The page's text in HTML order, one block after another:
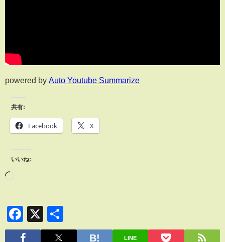
powered by Auto Youtube Summarize
共有:
Facebook X
いいね:
Facebook
X
有
LINE